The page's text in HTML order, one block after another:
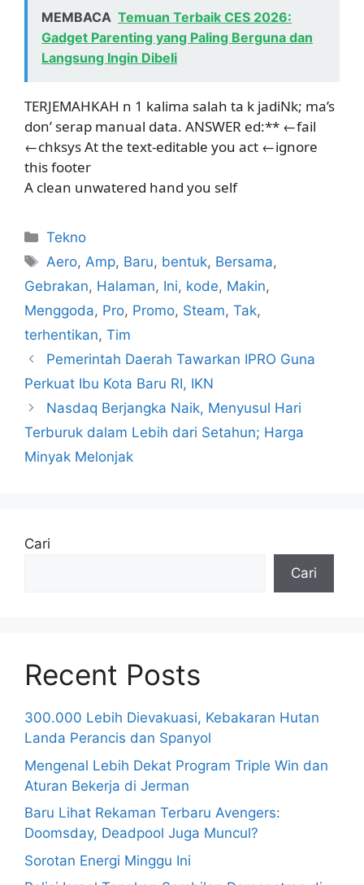
MEMBACA Temuan Terbaik CES 2026:
Gadget Parenting yang Paling Berguna dan
Langsung Ingin Dibeli
TERJEMAHKAH n 1 kalima salah ta k jadiNk; ma’s
don’ serap manual data. ANSWER ed:** ←fail
←chksys At the text-editable you act ←ignore
this footer
A clean unwatered hand you self
Kategori
Tekno
Tag
Aero,Amp, Baru, bentuk, Bersama,
Gebrakan, Halaman, Ini, kode, Makin,
Menggoda, Pro, Promo, Steam, Tak,
terhentikan, Tim
Pemerintah Daerah Tawarkan IPRO Guna
Perkuat Ibu Kota Baru RI, IKN
Nasdaq Berjangka Naik, Menyusul Hari
Terburuk dalam Lebih dari Setahun; Harga
Minyak Melonjak
Cari
Cari
Recent Posts
300.000 Lebih Dievakuasi, Kebakaran Hutan
Landa Perancis dan Spanyol
Mengenal Lebih Dekat Program Triple Win dan
Aturan Bekerja di Jerman
Baru Lihat Rekaman Terbaru Avengers:
Doomsday, Deadpool Juga Muncul?
Sorotan Energi Minggu Ini